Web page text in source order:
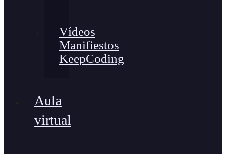
Vídeos
Manifiestos
KeepCoding
Aula
virtual